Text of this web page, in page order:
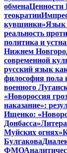
обменаЦенности
теократии
кувшинки»Язык
реальность
политика и
Нижнем
современной
русский язык
философия пола
военного
«Новороссия
наказание»:
Ищенко:
Донбасса»
Муйских огнях»
Булгакова
ФМО